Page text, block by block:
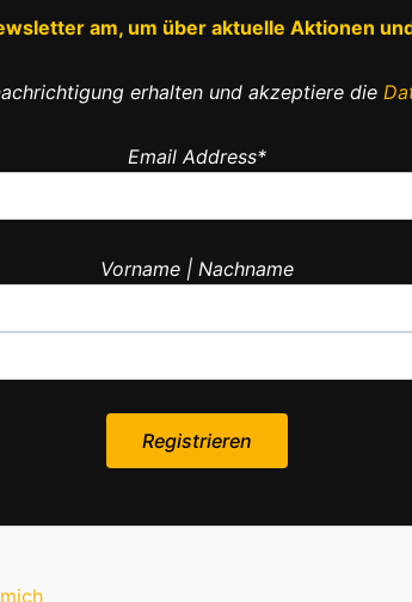
am, um über aktuelle Aktionen
erhalten und akzeptiere die
Email Address*
Vorname | Nachname